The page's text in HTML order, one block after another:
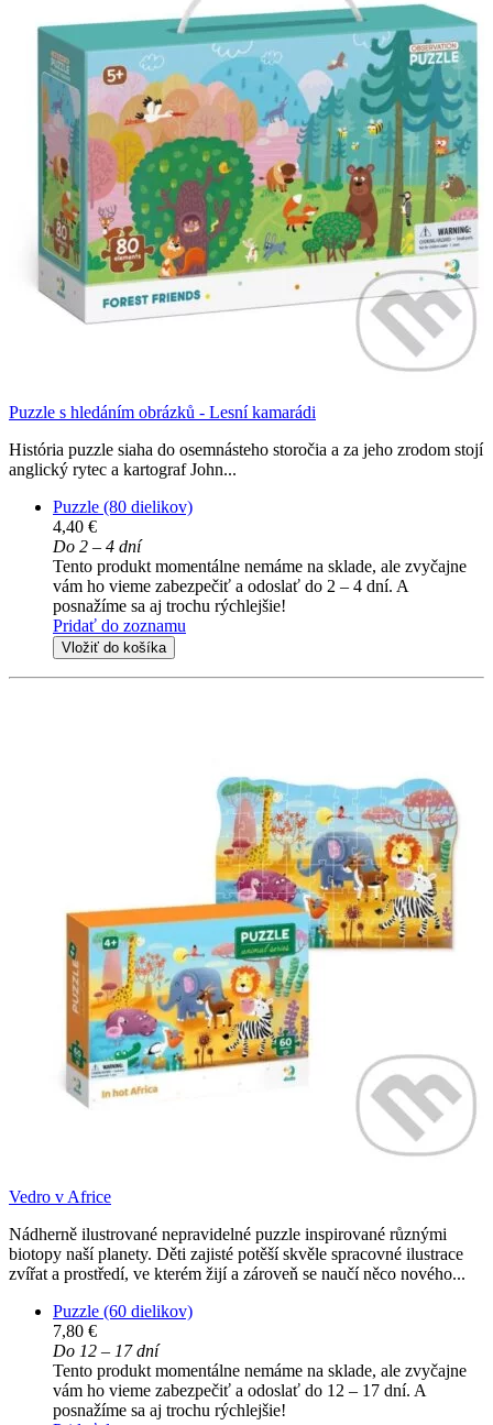
Puzzle s hledáním obrázků - Lesní kamarádi
História puzzle siaha do osemnásteho storočia a za jeho zrodom stojí
anglický rytec a kartograf John...
Puzzle (80 dielikov)
4,40 €
Do 2 – 4 dní
Tento produkt momentálne nemáme na sklade, ale zvyčajne
vám ho vieme zabezpečiť a odoslať do 2 – 4 dní. A
posnažíme sa aj trochu rýchlejšie!
Pridať do zoznamu
Vložiť do košíka
Vedro v Africe
Nádherně ilustrované nepravidelné puzzle inspirované různými
biotopy naší planety. Děti zajisté potěší skvěle spracovné ilustrace
zvířat a prostředí, ve kterém žijí a zároveň se naučí něco nového...
Puzzle (60 dielikov)
7,80 €
Do 12 – 17 dní
Tento produkt momentálne nemáme na sklade, ale zvyčajne
vám ho vieme zabezpečiť a odoslať do 12 – 17 dní. A
posnažíme sa aj trochu rýchlejšie!